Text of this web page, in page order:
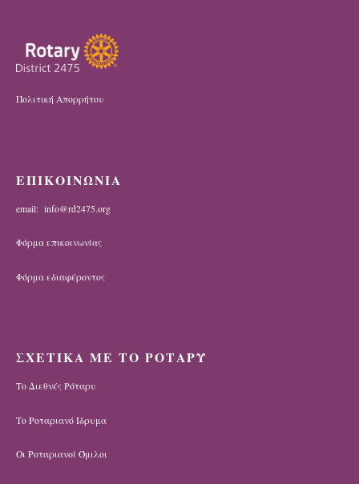
Πολιτική Απορρήτου
ΕΠΙΚΟΙΝΩΝΙΑ
email: info@rd2475.org
Φόρμα επικοινωνίας
Φόρμα εδιαφέροντος
ΣΧΕΤΙΚΑ ΜΕ ΤΟ ΡΟΤΑΡΥ
Το Διεθνές Ρόταρυ
Το Ροταριανό Ίδρυμα
Οι Ροταριανοί Όμιλοι